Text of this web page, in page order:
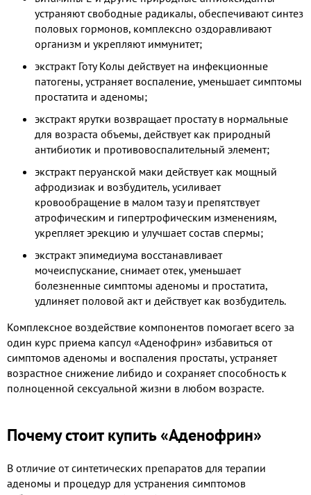
устраняют свободные радикалы, обеспечивают синтез
половых гормонов, комплексно оздоравливают
организм и укрепляют иммунитет;
экстракт Готу Колы действует на инфекционные
патогены, устраняет воспаление, уменьшает симптомы
простатита и аденомы;
экстракт ярутки возвращает простату в нормальные
для возраста объемы, действует как природный
антибиотик и противовоспалительный элемент;
экстракт перуанской маки действует как мощный
афродизиак и возбудитель, усиливает
кровообращение в малом тазу и препятствует
атрофическим и гипертрофическим изменениям,
укрепляет эрекцию и улучшает состав спермы;
экстракт эпимедиума восстанавливает
мочеиспускание, снимает отек, уменьшает
болезненные симптомы аденомы и простатита,
удлиняет половой акт и действует как возбудитель.
Комплексное воздействие компонентов помогает всего за
один курс приема капсул «Аденофрин» избавиться от
симптомов аденомы и воспаления простаты, устраняет
возрастное снижение либидо и сохраняет способность к
полноценной сексуальной жизни в любом возрасте.
Почему стоит купить «Аденофрин»
В отличие от синтетических препаратов для терапии
аденомы и процедур для устранения симптомов